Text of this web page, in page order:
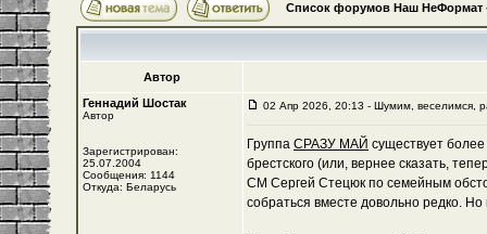
Список форумов Наш НеФормат
Автор
Геннадий Шостак
Автор
Зарегистрирован:
25.07.2004
Сообщения: 1144
Откуда: Беларусь
02 Апр 2026, 20:13 - Шумим, веселимся,
Группа СРАЗУ МАЙ существует
брестского (или, вернее сказать,
СМ Сергей Стецюк по семейным
собраться вместе довольно редко.